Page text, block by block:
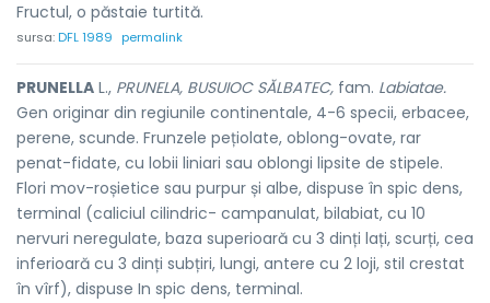
Fructul, o păstaie turtită.
sursa:DFL 1989 permalink
PRUNELLA L., PRUNELA, BUSUIOC SĂLBATEC, fam. Labiatae.
Gen originar din regiunile continentale, 4-6 specii, erbacee,
perene, scunde. Frunzele pețiolate, oblong-ovate, rar
penat-fidate, cu lobii liniari sau oblongi lipsite de stipele.
Flori mov-roșietice sau purpur și albe, dispuse în spic dens,
terminal (caliciul cilindric- campanulat, bilabiat, cu 10
nervuri neregulate, baza superioară cu 3 dinți lați, scurți, cea
inferioară cu 3 dinți subțiri, lungi, antere cu 2 loji, stil crestat
în vîrf), dispuse In spic dens, terminal.